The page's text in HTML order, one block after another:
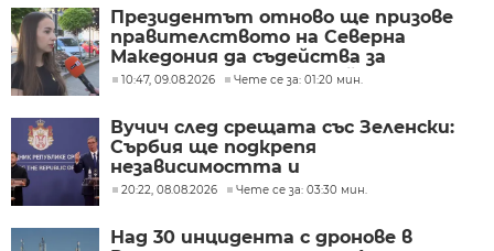
Президентът отново ще призове
правителството на Северна
Македония да съдейства за
лечението на Ива Михайлова
10:47, 09.08.2026 Чете се за: 01:20 мин.
Вучич след срещата със Зеленски:
Сърбия ще подкрепя
независимостта и
териториалната цялост на
20:22, 08.08.2026 Чете се за: 03:30 мин.
Над 30 инцидента с дронове в